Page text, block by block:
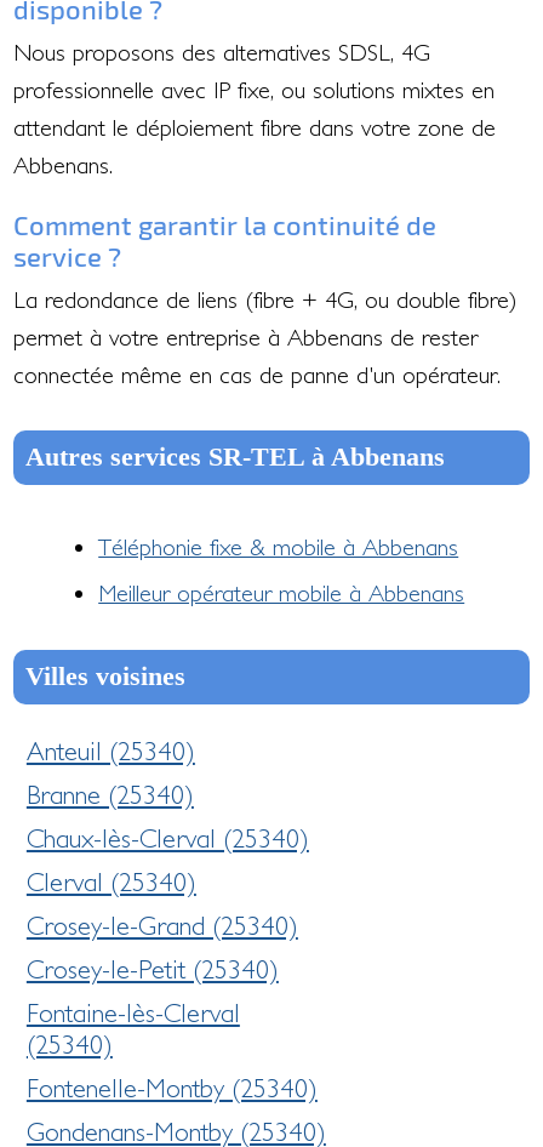
disponible ?
Nous proposons des alternatives SDSL, 4G
professionnelle avec IP fixe, ou solutions mixtes en
attendant le déploiement fibre dans votre zone de
Abbenans.
Comment garantir la continuité de
service ?
La redondance de liens (fibre + 4G, ou double fibre)
permet à votre entreprise à Abbenans de rester
connectée même en cas de panne d'un opérateur.
Autres services SR-TEL à Abbenans
Téléphonie fixe & mobile à Abbenans
Meilleur opérateur mobile à Abbenans
Villes voisines
Anteuil (25340)
Branne (25340)
Chaux-lès-Clerval (25340)
Clerval (25340)
Crosey-le-Grand (25340)
Crosey-le-Petit (25340)
Fontaine-lès-Clerval
(25340)
Fontenelle-Montby (25340)
Gondenans-Montby (25340)